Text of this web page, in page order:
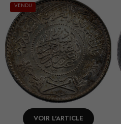
VENDU
VOIR L'ARTICLE